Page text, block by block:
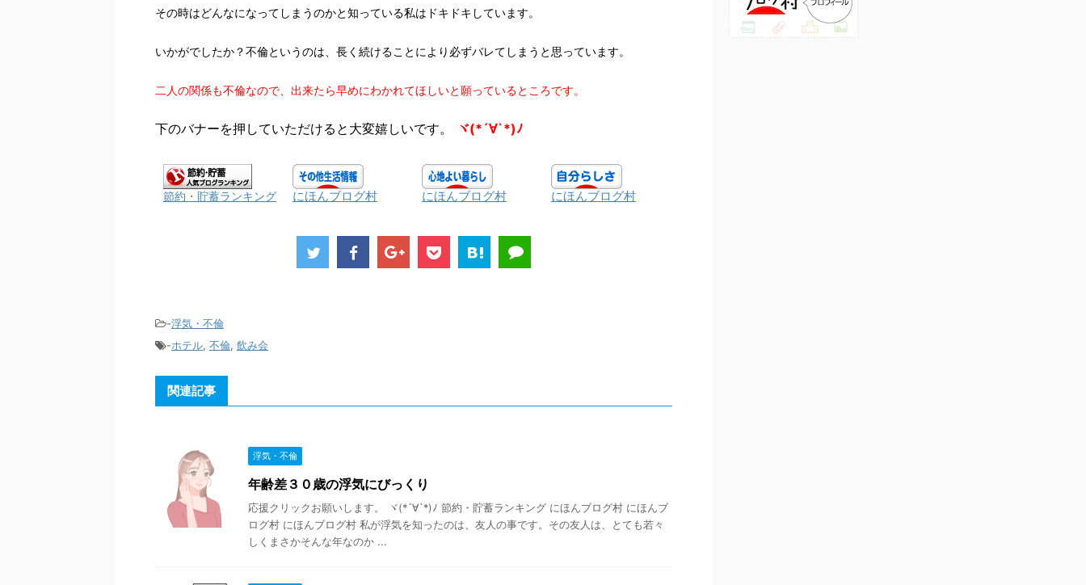
その時はどんなになってしまうのかと知っている私はドキドキしています。
いかがでしたか？不倫というのは、長く続けることにより必ずバレてしまうと思っています。
二人の関係も不倫なので、出来たら早めにわかれてほしいと願っているところです。
下のバナーを押していただけると大変嬉しいです。 ヾ(*´∀`*)ﾉ
節約・貯蓄ランキング にほんブログ村 にほんブログ村 にほんブログ村
-浮気・不倫
-ホテル, 不倫, 飲み会
関連記事
浮気・不倫
年齢差３０歳の浮気にびっくり
応援クリックお願いします。 ヾ(*´∀`*)ﾉ 節約・貯蓄ランキング にほんブログ村 にほんブ
ログ村 にほんブログ村 私が浮気を知ったのは、友人の事です。その友人は、とても若々
しくまさかそんな年なのか ...